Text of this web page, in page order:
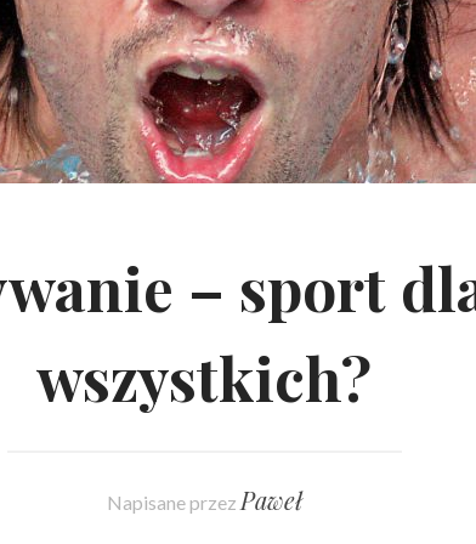
– sport
wszystkich?
Napisane przezPaweł